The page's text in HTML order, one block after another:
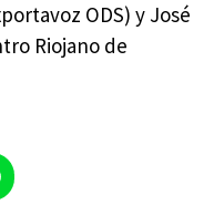
ODS) y José
Riojano de